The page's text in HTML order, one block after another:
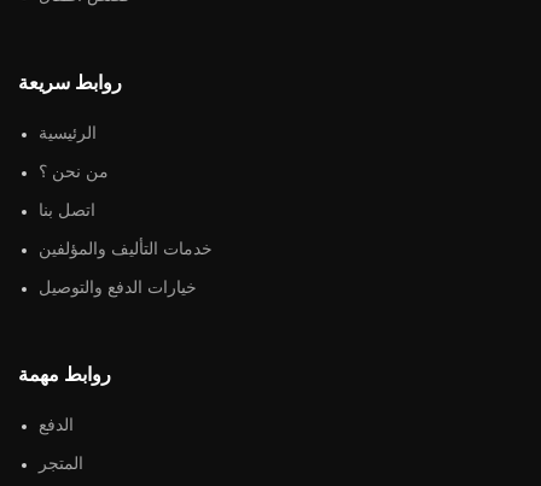
روابط سريعة
الرئيسية
من نحن ؟
اتصل بنا
خدمات التأليف والمؤلفين
خيارات الدفع والتوصيل
روابط مهمة
الدفع
المتجر